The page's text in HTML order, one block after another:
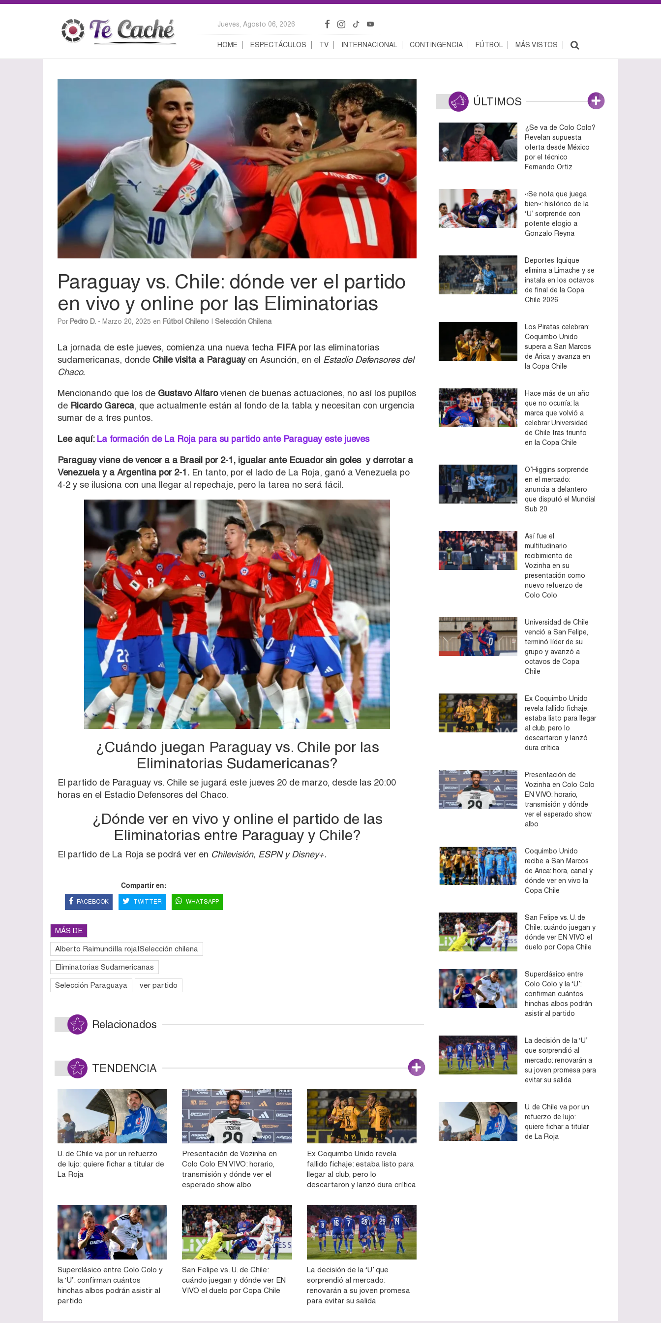
Jueves, Agosto 06, 2026
HOME ESPECTÁCULOS TV INTERNACIONAL CONTINGENCIA FÚTBOL MÁS VISTOS
Paraguay vs. Chile: dónde ver el partido
en vivo y online por las Eliminatorias
Por Pedro D. - Marzo 20, 2025 en Fútbol Chileno Selección Chilena
La jornada de este jueves, comienza una nueva fecha FIFApor las eliminatorias
sudamericanas, donde Chile visita a Paraguayen Asunción, en el Estadio Defensores del
Chaco.
Mencionando que los de Gustavo Alfarovienen de buenas actuaciones, no así los pupilos
de Ricardo Gareca, que actualmente están al fondo de la tabla y necesitan con urgencia
sumar de a tres puntos.
Lee aquí: La formación de La Roja para su partido ante Paraguay este jueves
Paraguay viene de vencer a a Brasil por 2-1, igualar ante Ecuador sin goles y derrotar a
Venezuela y a Argentina por 2-1. En tanto, por el lado de La Roja, ganó a Venezuela po
4-2 y se ilusiona con una llegar al repechaje, pero la tarea no será fácil.
¿Cuándo juegan Paraguay vs. Chile por las
Eliminatorias Sudamericanas?
El partido de Paraguay vs. Chile se jugará este jueves 20 de marzo, desde las 20:00
horas en el Estadio Defensores del Chaco.
¿Dónde ver en vivo y online el partido de las
Eliminatorias entre Paraguay y Chile?
El partido de La Roja se podrá ver en Chilevisión, ESPN y Disney+.
Compartir en:
FACEBOOK TWITTER WHATSAPP
MÁS DE
Alberto Raimundi|la roja|Selección chilena
Eliminatorias Sudamericanas
Selección Paraguaya ver partido
Relacionados
TENDENCIA
U. de Chile va por un refuerzo
de lujo: quiere fichar a titular de
La Roja
Presentación de Vozinha en
Colo Colo EN VIVO: horario,
transmisión y dónde ver el
esperado show albo
Ex Coquimbo Unido revela
fallido fichaje: estaba listo para
llegar al club, pero lo
descartaron y lanzó dura crítica
Superclásico entre Colo Colo y
la ‘U’: confirman cuántos
hinchas albos podrán asistir al
partido
San Felipe vs. U. de Chile:
cuándo juegan y dónde ver EN
VIVO el duelo por Copa Chile
La decisión de la ‘U’ que
sorprendió al mercado:
renovarán a su joven promesa
para evitar su salida
ÚLTIMOS
¿Se va de Colo Colo?
Revelan supuesta
oferta desde México
por el técnico
Fernando Ortiz
«Se nota que juega
bien»: histórico de la
‘U’ sorprende con
potente elogio a
Gonzalo Reyna
Deportes Iquique
elimina a Limache y se
instala en los octavos
de final de la Copa
Chile 2026
Los Piratas celebran:
Coquimbo Unido
supera a San Marcos
de Arica y avanza en
la Copa Chile
Hace más de un año
que no ocurría: la
marca que volvió a
celebrar Universidad
de Chile tras triunfo
en la Copa Chile
O’Higgins sorprende
en el mercado:
anuncia a delantero
que disputó el Mundial
Sub 20
Así fue el
multitudinario
recibimiento de
Vozinha en su
presentación como
nuevo refuerzo de
Colo Colo
Universidad de Chile
venció a San Felipe,
terminó líder de su
grupo y avanzó a
octavos de Copa
Chile
Ex Coquimbo Unido
revela fallido fichaje:
estaba listo para llegar
al club, pero lo
descartaron y lanzó
dura crítica
Presentación de
Vozinha en Colo Colo
EN VIVO: horario,
transmisión y dónde
ver el esperado show
albo
Coquimbo Unido
recibe a San Marcos
de Arica: hora, canal y
dónde ver en vivo la
Copa Chile
San Felipe vs. U. de
Chile: cuándo juegan y
dónde ver EN VIVO el
duelo por Copa Chile
Superclásico entre
Colo Colo y la ‘U’:
confirman cuántos
hinchas albos podrán
asistir al partido
La decisión de la ‘U’
que sorprendió al
mercado: renovarán a
su joven promesa para
evitar su salida
U. de Chile va por un
refuerzo de lujo:
quiere fichar a titular
de La Roja